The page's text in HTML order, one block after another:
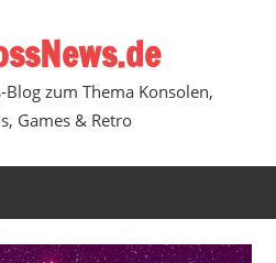
zum Thema Konsolen,
Games & Retro